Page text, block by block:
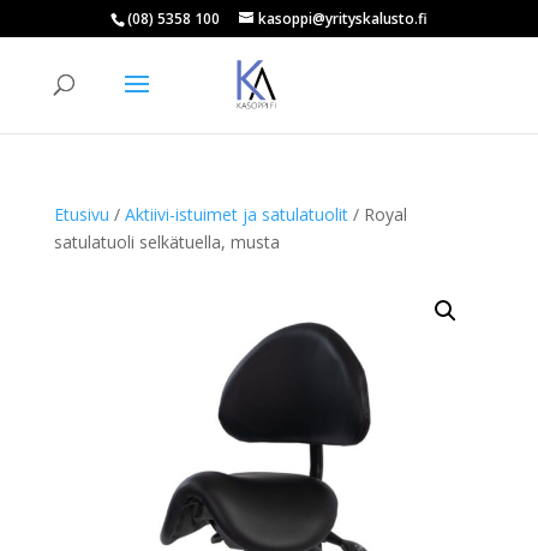
(08) 5358 100 kasoppi@yrityskalusto.fi
Etusivu / Aktiivi-istuimet ja satulatuolit/ Royal
satulatuoli selkätuella, musta